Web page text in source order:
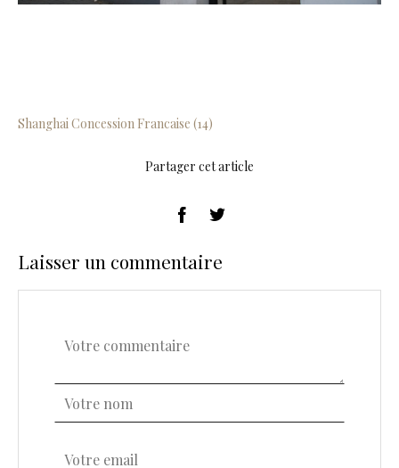
Shanghai Concession Francaise (14)
Partager cet article
Laisser un commentaire